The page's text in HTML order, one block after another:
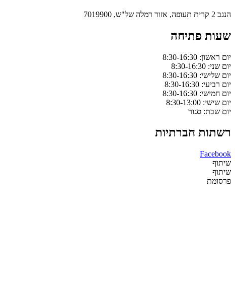
הנגב 2 קרית תעופה, אזור רמלה של"ש, 7019900
שעות פתיחה
יום ראשון: 8:30-16:30
יום שני: 8:30-16:30
יום שלישי: 8:30-16:30
יום רביעי: 8:30-16:30
יום חמישי: 8:30-16:30
יום שישי: 8:30-13:00
יום שבת: סגור
רשתות חברתיות
Facebook
שיתוף
שיתוף
פרסומת